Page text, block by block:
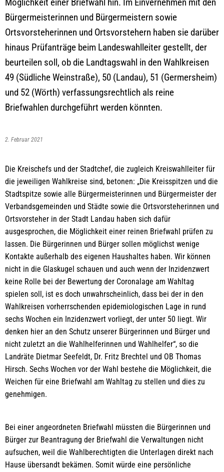
Bürgermeisterinnen und Bürgermeistern sowie
Ortsvorsteherinnen und Ortsvorstehern haben sie darüber
hinaus Prüfanträge beim Landeswahlleiter gestellt, der
beurteilen soll, ob die Landtagswahl in den Wahlkreisen
49 (Südliche Weinstraße), 50 (Landau), 51 (Germersheim)
und 52 (Wörth) verfassungsrechtlich als reine
Briefwahlen durchgeführt werden könnten.
2. Februar 2021
Die Kreischefs und der Stadtchef, die zugleich Kreiswahlleiter für
die jeweiligen Wahlkreise sind, betonen: „Die Kreisspitzen und die
Stadtspitze sowie alle Bürgermeisterinnen und Bürgermeister der
Verbandsgemeinden und Städte sowie die Ortsvorsteherinnen und
Ortsvorsteher in der Stadt Landau haben sich dafür
ausgesprochen, die Möglichkeit einer reinen Briefwahl prüfen zu
lassen. Die Bürgerinnen und Bürger sollen möglichst wenige
Kontakte außerhalb des eigenen Haushaltes haben. Wir können
nicht in die Glaskugel schauen und auch wenn der Inzidenzwert
keine Rolle bei der Bewertung der Coronalage am Wahltag
spielen soll, ist es doch unwahrscheinlich, dass bei der in den
Wahlkreisen vorherrschenden epidemiologischen Lage in rund
sechs Wochen ein Inzidenzwert vorliegt, der unter 50 liegt. Wir
denken hier an den Schutz unserer Bürgerinnen und Bürger und
nicht zuletzt an die Wahlhelferinnen und Wahlhelfer“, so die
Landräte Dietmar Seefeldt, Dr. Fritz Brechtel und OB Thomas
Hirsch. Sechs Wochen vor der Wahl bestehe die Möglichkeit, die
Weichen für eine Briefwahl am Wahltag zu stellen und dies zu
genehmigen.
Bei einer angeordneten Briefwahl müssten die Bürgerinnen und
Bürger zur Beantragung der Briefwahl die Verwaltungen nicht
aufsuchen, weil die Wahlberechtigten die Unterlagen direkt nach
Hause übersandt bekämen. Somit würde eine persönliche